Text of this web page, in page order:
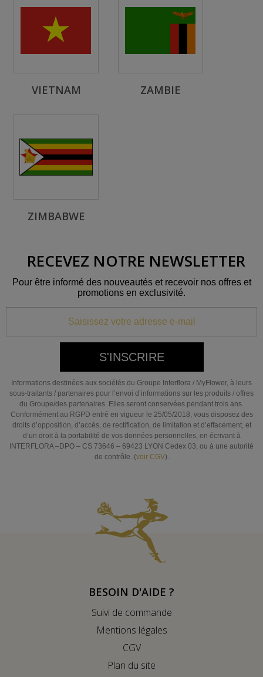
VIETNAM ZAMBIE
ZIMBABWE
RECEVEZ NOTRE NEWSLETTER
Pour être informé des nouveautés et recevoir nos offres et
promotions en exclusivité.
S'INSCRIRE
Informations destinées aux sociétés du Groupe Interflora / MyFlower, à leurs
sous-traitants / partenaires pour l’envoi d’informations sur les produits / offres
du Groupe/des partenaires. Elles seront conservées pendant trois ans.
Conformément au RGPD entré en vigueur le 25/05/2018, vous disposez des
droits d’opposition, d’accès, de rectification, de limitation et d’effacement, et
d’un droit à la portabilité de vos données personnelles, en écrivant à
INTERFLORA –DPO – CS 73646 – 69423 LYON Cedex 03, ou à une autorité
de contrôle. (voir CGV).
BESOIN D'AIDE ?
Suivi de commande
Mentions légales
CGV
Plan du site